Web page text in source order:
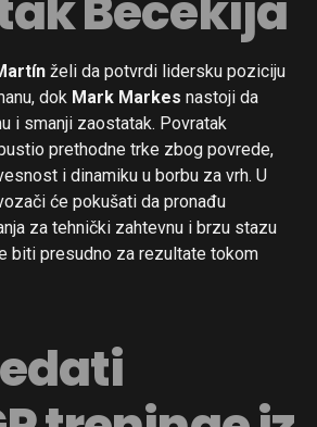
želi da potvrdi lidersku poziciju
dok Mark Markes nastoji da
i smanji zaostatak. Povratak
prethodne trke zbog povrede,
i dinamiku u borbu za vrh. U
će pokušati da pronađu
za tehnički zahtevnu i brzu stazu
biti presudno za rezultate tokom